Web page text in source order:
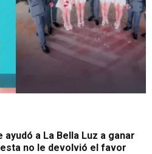
a La Bella Luz a ganar
no le devolvió el favor